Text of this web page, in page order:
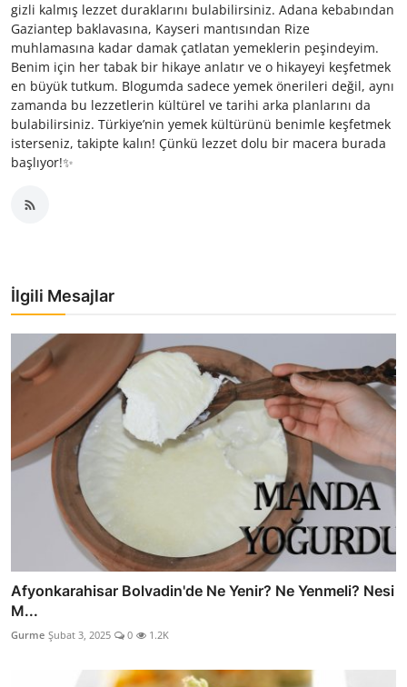
gizli kalmış lezzet duraklarını bulabilirsiniz. Adana kebabından
Gaziantep baklavasına, Kayseri mantısından Rize
muhlamasına kadar damak çatlatan yemeklerin peşindeyim.
Benim için her tabak bir hikaye anlatır ve o hikayeyi keşfetmek
en büyük tutkum. Blogumda sadece yemek önerileri değil, aynı
zamanda bu lezzetlerin kültürel ve tarihi arka planlarını da
bulabilirsiniz. Türkiye’nin yemek kültürünü benimle keşfetmek
isterseniz, takipte kalın! Çünkü lezzet dolu bir macera burada
başlıyor!✨
İlgili Mesajlar
Afyonkarahisar Bolvadin'de Ne Yenir? Ne Yenmeli? Nesi
M...
Gurme Şubat 3, 2025 0 1.2K